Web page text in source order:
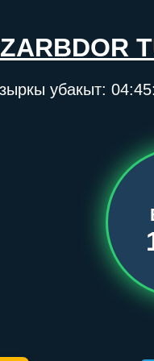
ZARBDOR
убакыт: